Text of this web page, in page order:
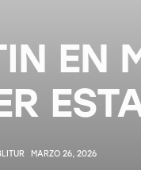
EN
MARZO 26, 2026